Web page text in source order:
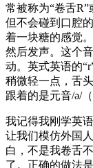
常被称为“卷舌R”
但不会碰到口腔
着一块糖的感觉
然后发声。这个
动。英式英语的
稍微轻一点，舌
跟着的是元音/ə/
我记得我刚学英
让我们模仿外国
白，不是我卷舌
了。正确的做法